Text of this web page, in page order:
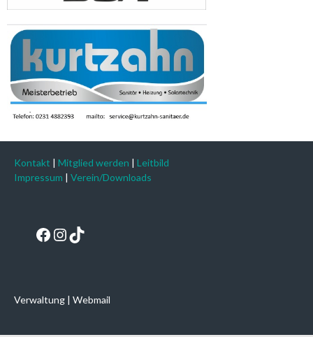
Kontakt | Mitglied werden | Leitbild
Impressum | Verein/Downloads
Facebook
Instagram
TikTok
Verwaltung | Webmail